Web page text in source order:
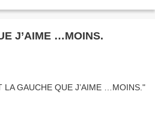
J’AIME …MOINS.